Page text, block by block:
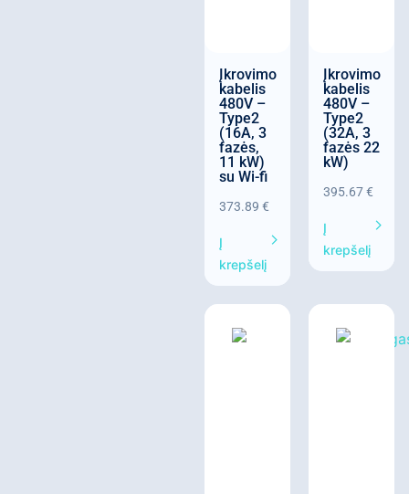
Įkrovimo
kabelis
480V –
Type2
(16A, 3
fazės,
11 kW)
su Wi-fi
373.89 €
Į
krepšelį
Įkrovimo
kabelis
480V –
Type2
(32A, 3
fazės 22
kW)
395.67€
Į
krepšelį